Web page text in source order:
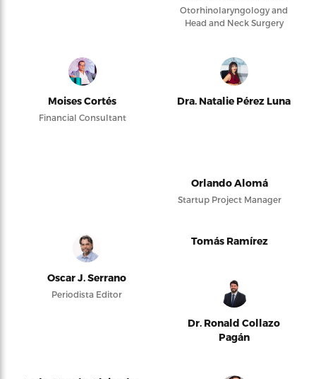
Otorhinolaryngology and
Head and Neck Surgery
Moises Cortés
Financial Consultant
Dra. Natalie Pérez Luna
Orlando Alomá
Startup Project Manager
Oscar J. Serrano
Periodista Editor
Tomás Ramírez
Dr. Ronald Collazo
Pagán